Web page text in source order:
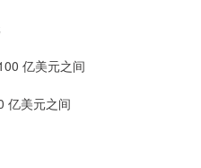
亿美元之间
亿美元之间